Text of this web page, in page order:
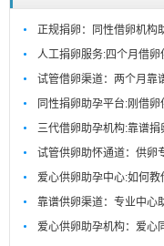
正规捐卵：同性借卵机构
人工捐卵服务:四个月借
试管借卵渠道：两个月靠
同性捐卵助孕平台:刚借
三代借卵助孕机构:靠谱
试管供卵助怀通道：供卵
爱心供卵助孕中心:如何
靠谱供卵渠道：专业中心
爱心供卵助孕机构：爱心